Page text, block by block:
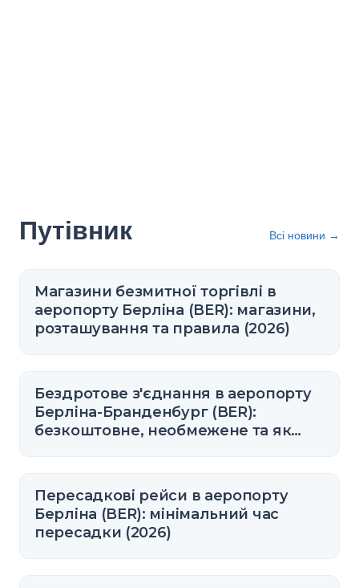
Путівник Всі новини →
Магазини безмитної торгівлі в
аеропорту Берліна (BER): магазини,
розташування та правила (2026)
Бездротове з'єднання в аеропорту
Берліна-Бранденбург (BER):
безкоштовне, необмежене та як
Пересадкові рейси в аеропорту
Берліна (BER): мінімальний час
пересадки (2026)